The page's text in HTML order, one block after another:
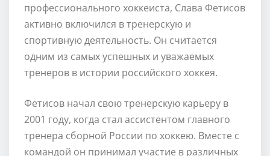
профессионального хоккеиста, Слава Фетисов
активно включился в тренерскую и
спортивную деятельность. Он считается
одним из самых успешных и уважаемых
тренеров в истории российского хоккея.
Фетисов начал свою тренерскую карьеру в
2001 году, когда стал ассистентом главного
тренера сборной России по хоккею. Вместе с
командой он принимал участие в различных